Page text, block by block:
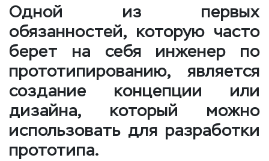
Одной из первых
обязанностей, которую часто
берет на себя инженер по
прототипированию, является
создание концепции или
дизайна, который можно
использовать для разработки
прототипа.